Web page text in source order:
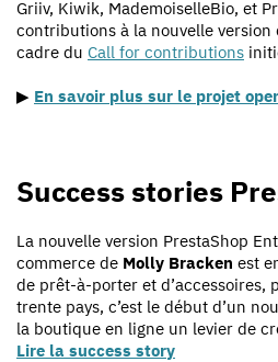
Griiv, Kiwik, MademoiselleBio, et
contributions à la nouvelle version
cadre du Call for contributions
▶ En savoir plus sur le projet
Success stories
La nouvelle version PrestaShop
commerce de Molly Bracken est
de prêt-à-porter et d’accessoires,
trente pays, c’est le début d’un
la boutique en ligne un levier de
Lire la success story